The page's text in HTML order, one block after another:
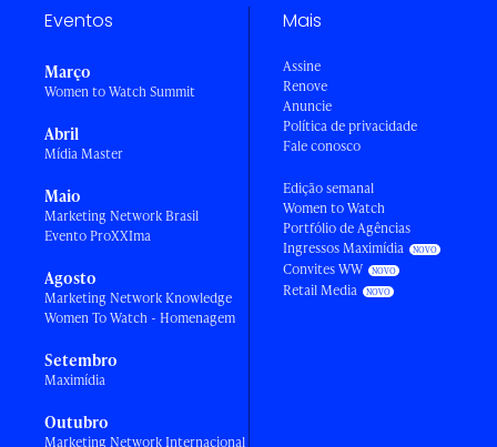
Eventos
Março
Women to Watch Summit
Abril
Mídia Master
Maio
Marketing Network Brasil
Evento ProXXIma
Agosto
Marketing Network Knowledge
Women To Watch - Homenagem
Setembro
Maximídia
Outubro
Marketing Network Internacional
Mais
Assine
Renove
Anuncie
Política de privacidade
Fale conosco
Edição semanal
Women to Watch
Portfólio de Agências
Ingressos Maximídia
Convites WW
Retail Media